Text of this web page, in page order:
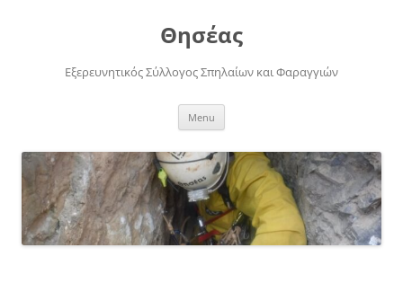
Θησέας
Εξερευνητικός Σύλλογος Σπηλαίων και Φαραγγιών
Menu